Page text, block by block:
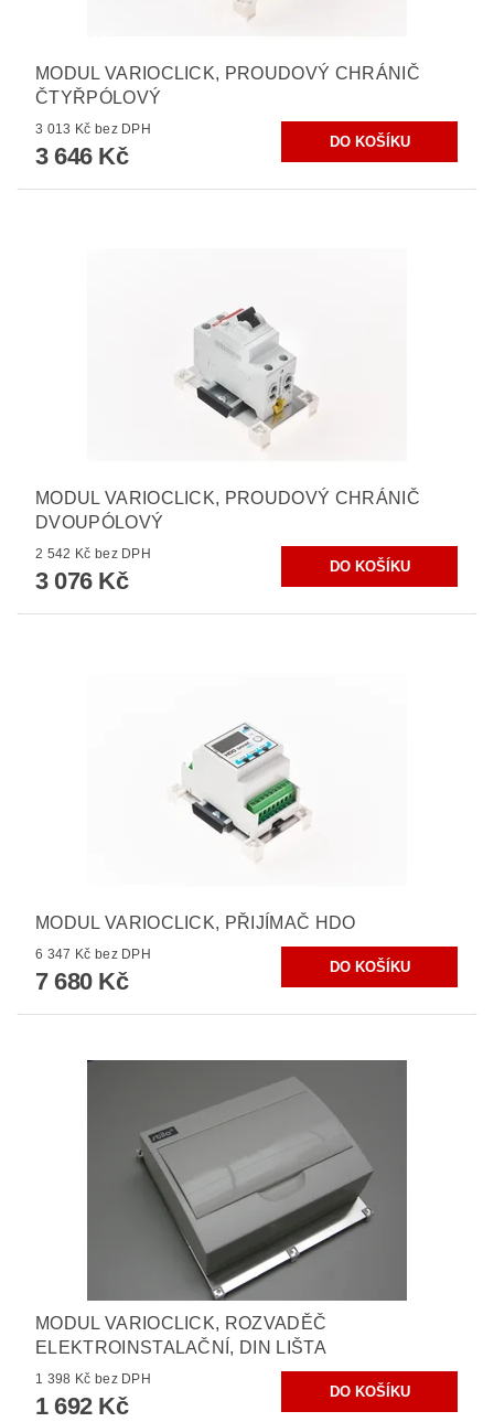
MODUL VARIOCLICK, PROUDOVÝ CHRÁNIČ
ČTYŘPÓLOVÝ
3 013 Kč bez DPH
3 646 Kč
MODUL VARIOCLICK, PROUDOVÝ CHRÁNIČ
DVOUPÓLOVÝ
2 542 Kč bez DPH
3 076 Kč
MODUL VARIOCLICK, PŘIJÍMAČ HDO
6 347 Kč bez DPH
7 680 Kč
MODUL VARIOCLICK, ROZVADĚČ
ELEKTROINSTALAČNÍ, DIN LIŠTA
1 398 Kč bez DPH
1 692 Kč